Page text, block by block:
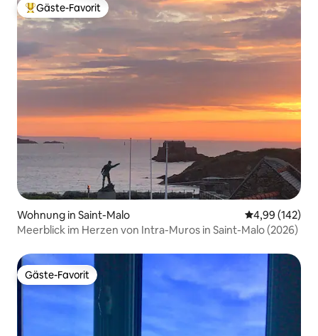
Beliebter Gäste-Favorit.
Gäste-Favorit
Wohnung in Saint-Malo
4,99 (142)
Meerblick im Herzen von Intra-Muros in Saint-Malo (2026)
Gäste-Favorit
Gäste-Favorit